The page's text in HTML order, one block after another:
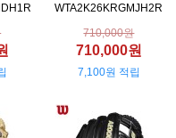
WTA2K26KRGMJH2R
710,000원
710,000원
7,100원 적립